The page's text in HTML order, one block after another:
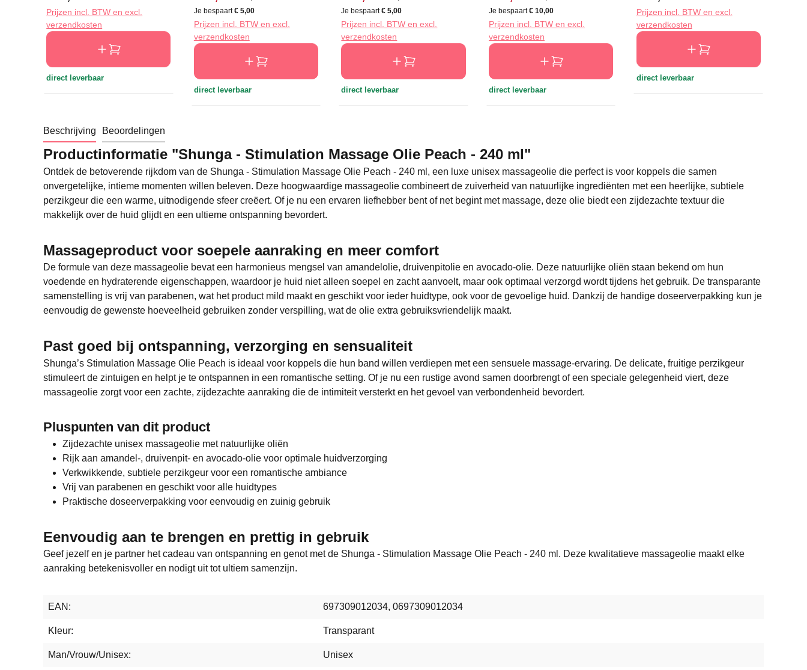
Prijzen incl. BTW en excl.
verzendkosten
direct leverbaar
Je bespaart€ 5,00
Prijzen incl. BTW en excl.
verzendkosten
direct leverbaar
Je bespaart€ 5,00
Prijzen incl. BTW en excl.
verzendkosten
direct leverbaar
Je bespaart€ 10,00
Prijzen incl. BTW en excl.
verzendkosten
direct leverbaar
Prijzen incl. BTW en excl.
verzendkosten
direct leverbaar
Beschrijving Beoordelingen
Productinformatie "Shunga - Stimulation Massage Olie Peach - 240 ml"
Ontdek de betoverende rijkdom van de Shunga - Stimulation Massage Olie Peach - 240 ml, een luxe unisex massageolie die perfect is voor koppels die samen
onvergetelijke, intieme momenten willen beleven. Deze hoogwaardige massageolie combineert de zuiverheid van natuurlijke ingrediënten met een heerlijke, subtiele
perzikgeur die een warme, uitnodigende sfeer creëert. Of je nu een ervaren liefhebber bent of net begint met massage, deze olie biedt een zijdezachte textuur die
makkelijk over de huid glijdt en een ultieme ontspanning bevordert.
Massageproduct voor soepele aanraking en meer comfort
De formule van deze massageolie bevat een harmonieus mengsel van amandelolie, druivenpitolie en avocado-olie. Deze natuurlijke oliën staan bekend om hun
voedende en hydraterende eigenschappen, waardoor je huid niet alleen soepel en zacht aanvoelt, maar ook optimaal verzorgd wordt tijdens het gebruik. De transparante
samenstelling is vrij van parabenen, wat het product mild maakt en geschikt voor ieder huidtype, ook voor de gevoelige huid. Dankzij de handige doseerverpakking kun je
eenvoudig de gewenste hoeveelheid gebruiken zonder verspilling, wat de olie extra gebruiksvriendelijk maakt.
Past goed bij ontspanning, verzorging en sensualiteit
Shunga’s Stimulation Massage Olie Peach is ideaal voor koppels die hun band willen verdiepen met een sensuele massage-ervaring. De delicate, fruitige perzikgeur
stimuleert de zintuigen en helpt je te ontspannen in een romantische setting. Of je nu een rustige avond samen doorbrengt of een speciale gelegenheid viert, deze
massageolie zorgt voor een zachte, zijdezachte aanraking die de intimiteit versterkt en het gevoel van verbondenheid bevordert.
Pluspunten van dit product
Zijdezachte unisex massageolie met natuurlijke oliën
Rijk aan amandel-, druivenpit- en avocado-olie voor optimale huidverzorging
Verkwikkende, subtiele perzikgeur voor een romantische ambiance
Vrij van parabenen en geschikt voor alle huidtypes
Praktische doseerverpakking voor eenvoudig en zuinig gebruik
Eenvoudig aan te brengen en prettig in gebruik
Geef jezelf en je partner het cadeau van ontspanning en genot met de Shunga - Stimulation Massage Olie Peach - 240 ml. Deze kwalitatieve massageolie maakt elke
aanraking betekenisvoller en nodigt uit tot ultiem samenzijn.
EAN: 697309012034, 0697309012034
Kleur: Transparant
Man/Vrouw/Unisex: Unisex